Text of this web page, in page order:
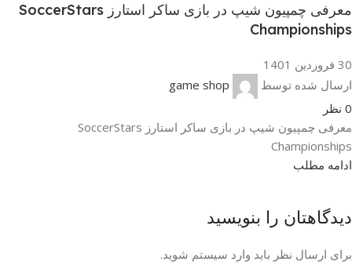
معرفی چمپیون شیپ در بازی ساکر استارز SoccerStars
Championships
30 فروردین 1401
ارسال شده توسط
game shop
0 نظر
معرفی چمپیون شیپ در بازی ساکر استارز SoccerStars
Championships
ادامه مطلب
دیدگاهتان را بنویسید
برای ارسال نظر باید وارد سیستم شوید.